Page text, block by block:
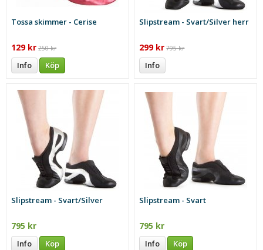
Tossa skimmer - Cerise
129 kr 250 kr
Info Köp
Slipstream - Svart/Silver herr
299 kr 795 kr
Info
Slipstream - Svart/Silver
795 kr
Info Köp
Slipstream - Svart
795 kr
Info Köp